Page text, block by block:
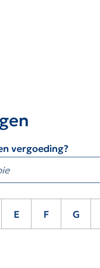
vergoeding?
E F G